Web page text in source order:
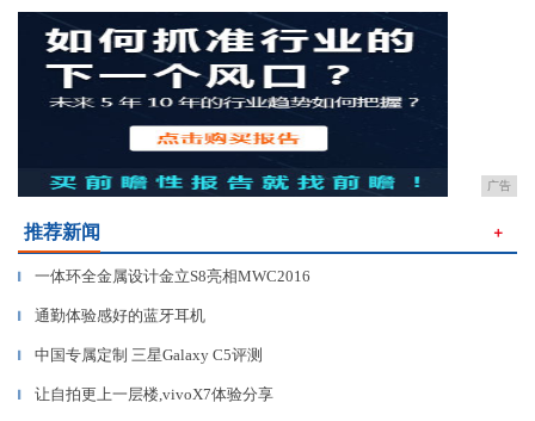
广告
推荐新闻 ＋
▎ 一体环全金属设计金立S8亮相MWC2016
▎ 通勤体验感好的蓝牙耳机
▎ 中国专属定制 三星Galaxy C5评测
▎ 让自拍更上一层楼,vivoX7体验分享